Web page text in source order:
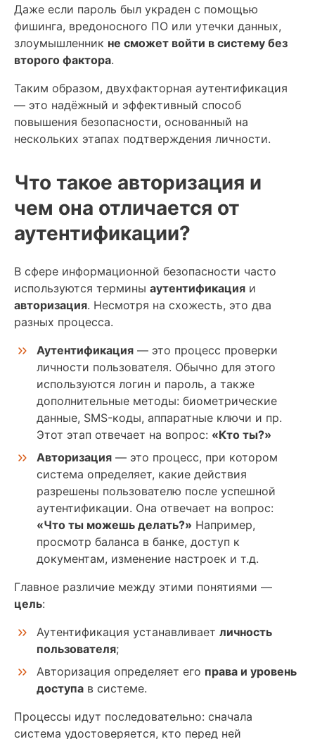
Даже если пароль был украден с помощью
фишинга, вредоносного ПО или утечки данных,
злоумышленник не сможет войти в систему без
второго фактора.
Таким образом, двухфакторная аутентификация
— это надёжный и эффективный способ
повышения безопасности, основанный на
нескольких этапах подтверждения личности.
Что такое авторизация и
чем она отличается от
аутентификации?
В сфере информационной безопасности часто
используются термины аутентификация и
авторизация. Несмотря на схожесть, это два
разных процесса.
Аутентификация — это процесс проверки
личности пользователя. Обычно для этого
используются логин и пароль, а также
дополнительные методы: биометрические
данные, SMS-коды, аппаратные ключи и пр.
Этот этап отвечает на вопрос: «Кто ты?»
Авторизация — это процесс, при котором
система определяет, какие действия
разрешены пользователю после успешной
аутентификации. Она отвечает на вопрос:
«Что ты можешь делать?» Например,
просмотр баланса в банке, доступ к
документам, изменение настроек и т.д.
Главное различие между этими понятиями —
цель:
Аутентификация устанавливает личность
пользователя;
Авторизация определяет его права и уровень
доступа в системе.
Процессы идут последовательно: сначала
система удостоверяется, кто перед ней